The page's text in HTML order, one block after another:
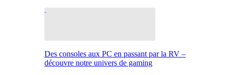
Des consoles aux PC en passant par la RV –
découvre notre univers de gaming